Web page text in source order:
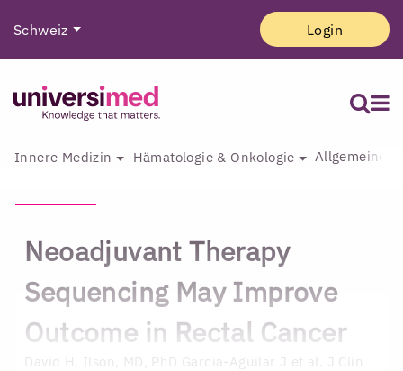
Schweiz Login
Innere Medizin Hämatologie & Onkologie Allgemeine
Neoadjuvant Therapy
Sequencing May Improve
Outcome in Rectal Cancer
David H. Ilson, MD, PhD Garcia-Aguilar J et al. J Clin